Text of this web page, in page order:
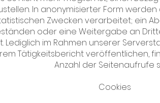
In anonymisierter Form
Zwecken verarbeitet; ein
oder eine Weitergabe an
Lediglich im Rahmen unserer
Tätigkeitsbericht veröffentlichen,
Anzahl der Seitenaufrufe
Cookies